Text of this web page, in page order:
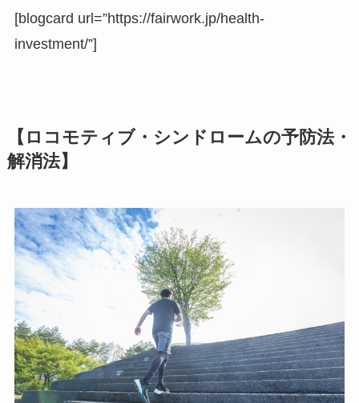
[blogcard url=”https://fairwork.jp/health-
investment/”]
【ロコモティブ・シンドロームの予防法・
解消法】